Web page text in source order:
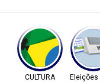
CULTURA Eleições